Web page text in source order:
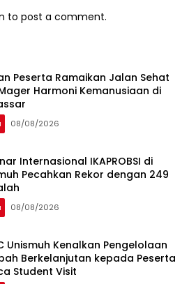
to post a comment.
Peserta Ramaikan Jalan Sehat
Harmoni Kemanusiaan di
08/08/2026
Internasional IKAPROBSI di
Pecahkan Rekor dengan 249
08/08/2026
Unismuh Kenalkan Pengelolaan
Berkelanjutan kepada Peserta
Student Visit